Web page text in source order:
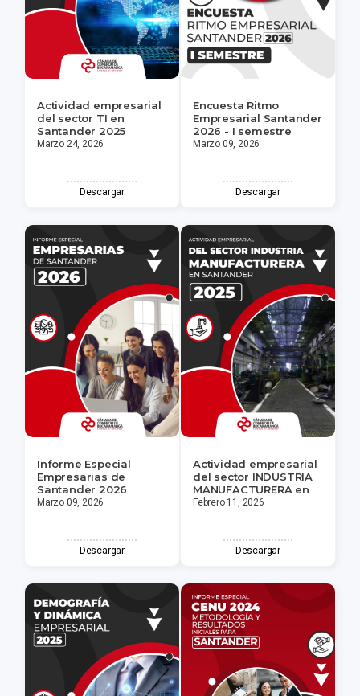
Actividad empresarial
del sector TI en
Santander 2025
Marzo 24, 2026
Descargar
Encuesta Ritmo
Empresarial Santander
2026 - I semestre
Marzo 09, 2026
Descargar
Informe Especial
Empresarias de
Santander 2026
Marzo 09, 2026
Descargar
Actividad empresarial
del sector INDUSTRIA
MANUFACTURERA en
Febrero 11, 2026
Descargar